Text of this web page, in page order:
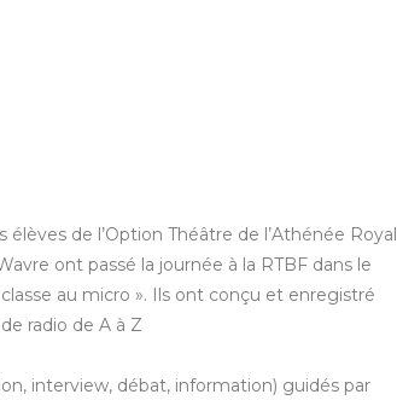
élèves de l’Option Théâtre de l’Athénée Royal
ont passé la journée à la RTBF dans le
au micro ». Ils ont conçu et enregistré
radio de A à Z
interview, débat, information) guidés par